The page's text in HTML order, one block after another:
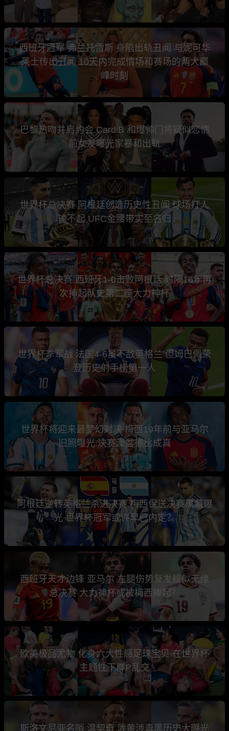
西班牙冠军 弗兰托雷斯 身陷出轨丑闻 与妮可华
莱士传出丑闻 10天内完成情场和赛场的两大巅
峰时刻
巴黎热吻并肩约会 CardiB 和爆帅门将疑似恋情
前女友曝光家暴和出轨
世界杯总决赛 阿根廷创造历史性丑闻 球场打人
输不起 UFC金腰带实至名归
世界杯总决赛 西班牙1-0击败阿根廷 时隔16年再
次捧起队史第二座大力神杯
世界杯季军战 法国4-6虽不敌英格兰 但姆巴佩荣
登历史射手榜第一人
世界杯将迎来最梦幻对决 梅西19年前与亚马尔
旧照曝光 决赛澡盆德比成真
阿根廷逆转英格兰杀进决赛 梅西保送决赛黑幕曝
光 世界杯冠军或许早已内定？
西班牙天才边锋 亚马尔 左腿伤势复发疑似无缘
总决赛 大力神杯或被梅西捧起？
欧美极品尤物 化身六大性感足球宝贝 在世界杯
主题性下群P乱交
斯洛文尼亚名哨 温契奇 涉黄涉毒黑历史大曝光